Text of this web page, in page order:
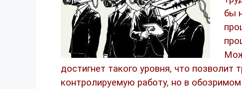
бы
достигнет такого уровня, что позволит
контролируемую работу, но в